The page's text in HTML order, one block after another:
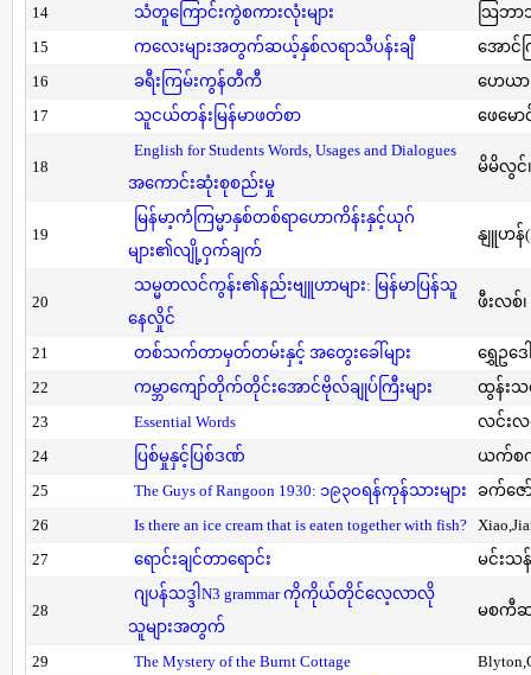
14
သံတူကြောင်းကွဲစကားလုံးများ
သြဘာ
15
ကလေးများအတွက်ဆယ့်နှစ်လရာသီပန်းချီ
အောင်
16
ခရီးကြမ်းကွန်တီကီ
ဟေယာ
17
သူငယ်တန်းမြန်မာဖတ်စာ ဖေမော
18
English for Students Words, Usages and Dialogues
အကောင်းဆုံးစုစည်းမှု
မိမိလွင်၊
19
မြန်မာ့ကံကြမ္မာနှစ်တစ်ရာဟောကိန်းနှင့်ယုဂ်
များ၏လျို့ဝှက်ချက်
နျူဟန်
20
သမ္မတလင်ကွန်း၏နည်းဗျူဟာများ: မြန်မာပြန်သူ
နေလှိုင်
ဖီးလစ်
21 တစ်သက်တာမှတ်တမ်းနှင့် အတွေးခေါ်များ
ရွှေဥဒေ
22
ကမ္ဘာကျော်တိုက်တိုင်းအောင်ဗိုလ်ချုပ်ကြီးများ
ထွန်းသ
23
Essential Words
လင်းလ
24
ပြစ်မှုနှင့်ပြစ်ဒဏ်
ယက်စကီ
25
The Guys of Rangoon 1930: ၁၉၃၀ရန်ကုန်သားများ
ခက်ဇေ
26
Is there an ice cream that is eaten together with fish?
27
ရောင်းချင်တာရောင်း မင်းသ
28
ဂျပန်သဒ္ဒါN3 grammar ကိုကိုယ်တိုင်လေ့လာလို
သူများအတွက်
မစကီ
29 The Mystery of the Burnt Cottage